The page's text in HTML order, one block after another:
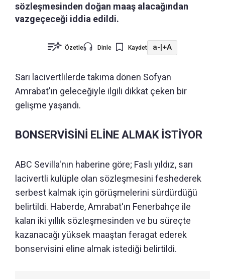
sözleşmesinden doğan maaş alacağından
vazgeçeceği iddia edildi.
Özetle Dinle Kaydet a- +A
Sarı lacivertlilerde takıma dönen Sofyan
Amrabat'ın geleceğiyle ilgili dikkat çeken bir
gelişme yaşandı.
BONSERVİSİNİ ELİNE ALMAK İSTİYOR
ABC Sevilla'nın haberine göre; Faslı yıldız, sarı
lacivertli kulüple olan sözleşmesini feshederek
serbest kalmak için görüşmelerini sürdürdüğü
belirtildi. Haberde, Amrabat'ın Fenerbahçe ile
kalan iki yıllık sözleşmesinden ve bu süreçte
kazanacağı yüksek maaştan feragat ederek
bonservisini eline almak istediği belirtildi.